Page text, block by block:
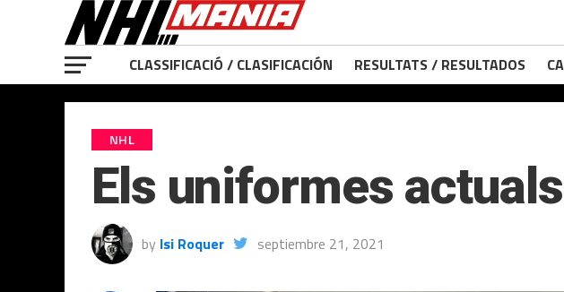
CLASSIFICACIÓ / CLASIFICACIÓN RESULTATS / RESULTADOS
NHL
Els uniformes
by Isi Roquer septiembre 21, 2021